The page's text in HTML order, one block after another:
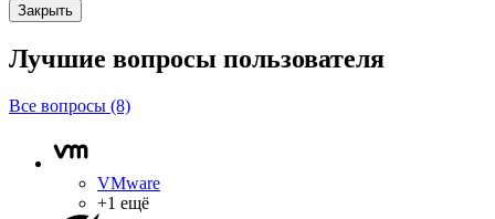
Закрыть
Лучшие вопросы пользователя
Все вопросы (8)
VMware
+1 ещё